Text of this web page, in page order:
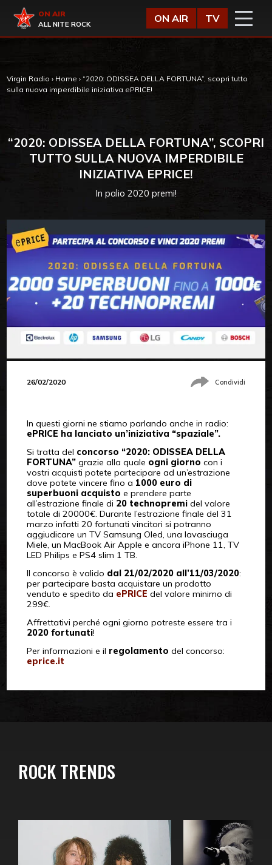
Virgin Radio
ON AIR
ALL NITE ROCK
ON AIR TV
Virgin Radio › Home › “2020: ODISSEA DELLA FORTUNA”, scopri tutto
sulla nuova imperdibile iniziativa ePRICE!
“2020: ODISSEA DELLA FORTUNA”, SCOPRI
TUTTO SULLA NUOVA IMPERDIBILE
INIZIATIVA EPRICE!
In palio 2020 premi!
26/02/2020 Condividi
In questi giorni ne stiamo parlando anche in radio:
ePRICE ha lanciato un’iniziativa “spaziale”.
Si tratta del concorso “2020: ODISSEA DELLA
FORTUNA”grazie alla quale ogni giorno con i
vostri acquisti potete partecipare ad un’estrazione
dove potete vincere fino a 1000 euro di
superbuoni acquisto e prendere parte
all’estrazione finale di 20 technopremi del valore
totale di 20000€. Durante l’estrazione finale del 31
marzo infatti 20 fortunati vincitori si potranno
aggiudicare un TV Samsung Oled, una lavasciuga
Miele, un MacBook Air Apple e ancora iPhone 11, TV
LED Philips e PS4 slim 1 TB.
Il concorso è valido dal 21/02/2020 all’11/03/2020:
per partecipare basta acquistare un prodotto
venduto e spedito da ePRICE del valore minimo di
299€.
Affrettativi perché ogni giorno potreste essere tra i
2020 fortunati!
Per informazioni e il regolamento del concorso:
eprice.it
ROCK TRENDS